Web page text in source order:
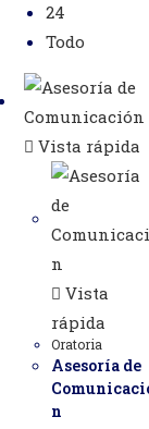
24
Todo
Vista rápida
Vista
rápida
Oratoria
Asesoría de
n